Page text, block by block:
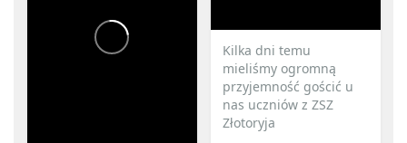
Kilka dni temu
mieliśmy ogromną
przyjemność gościć u
nas uczniów z ZSZ
Złotoryja